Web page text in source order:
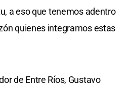
a eso que tenemos adentro
quienes integramos estas
de Entre Ríos, Gustavo